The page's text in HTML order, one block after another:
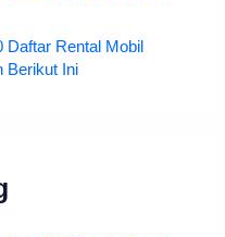
Daftar Rental Mobil
Berikut Ini